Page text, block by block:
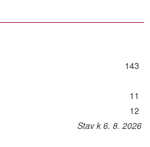
143
11
12
Stav k 6. 8. 2026